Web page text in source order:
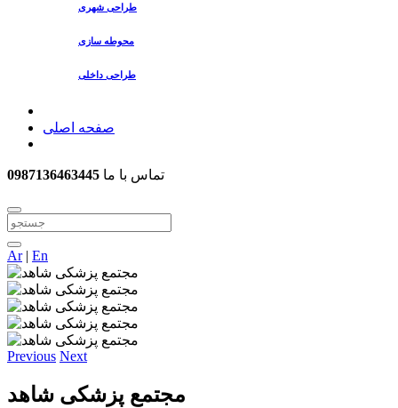
طراحی شهری
محوطه سازی
طراحی داخلی
صفحه اصلی
تماس با ما 0987136463445
Ar| En
Previous Next
مجتمع پزشکی شاهد